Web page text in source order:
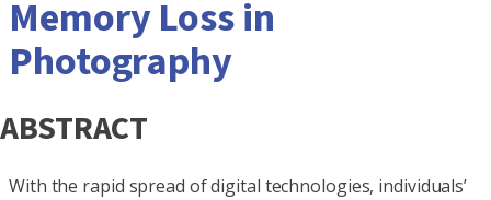
Memory Loss in
Photography
ABSTRACT
With the rapid spread of digital technologies, individuals’